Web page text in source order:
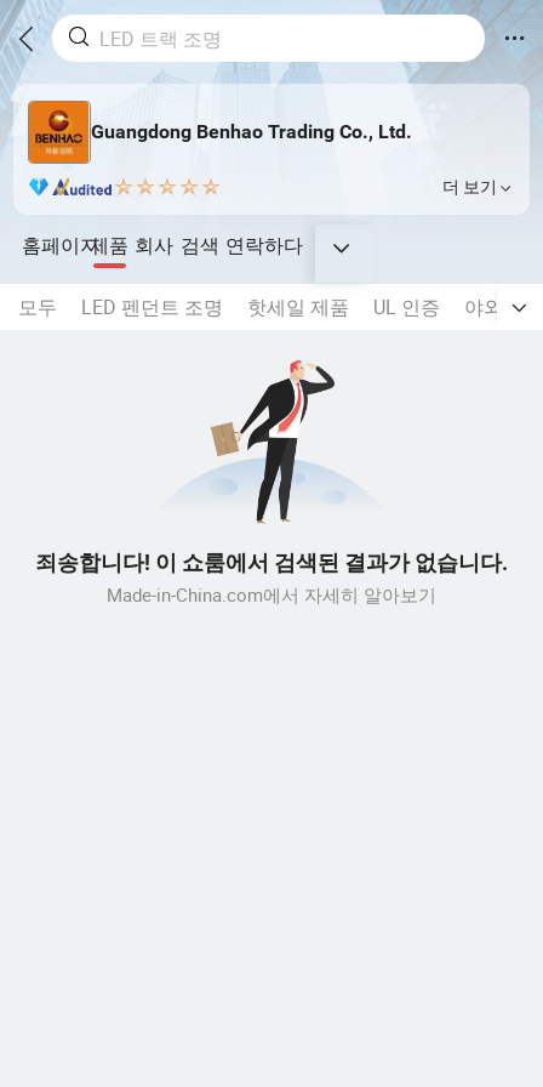
Guangdong Benhao Trading Co., Ltd.
더 보기
홈페이지제품 회사 검색 연락하다
모두 LED 펜던트 조명 핫세일 제품 UL 인증 야외 정
죄송합니다! 이 쇼룸에서 검색된 결과가 없습니다.
Made-in-China.com에서 자세히 알아보기